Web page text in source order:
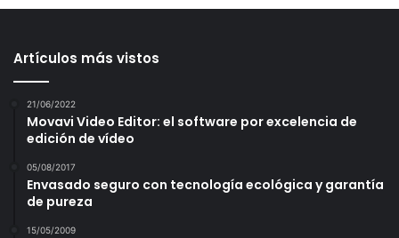
Artículos más vistos
21/06/2022
Movavi Video Editor: el software por excelencia de
edición de vídeo
05/08/2017
Envasado seguro con tecnología ecológica y garantía
de pureza
15/05/2009